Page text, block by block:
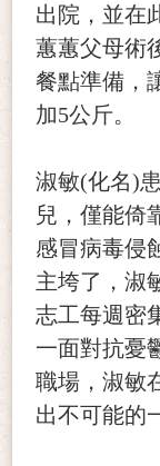
出院，並在
蕙蕙父母術
餐點準備，
加5公斤。
淑敏(化名)
兒，僅能倚
感冒病毒侵
主垮了，淑
志工每週密
一面對抗憂
職場，淑敏
出不可能的